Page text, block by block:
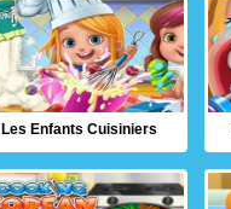
Les Enfants Cuisiniers